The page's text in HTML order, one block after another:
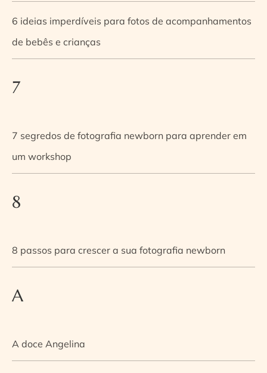
6 ideias imperdíveis para fotos de acompanhamentos
de bebês e crianças
7
7 segredos de fotografia newborn para aprender em
um workshop
8
8 passos para crescer a sua fotografia newborn
A
A doce Angelina